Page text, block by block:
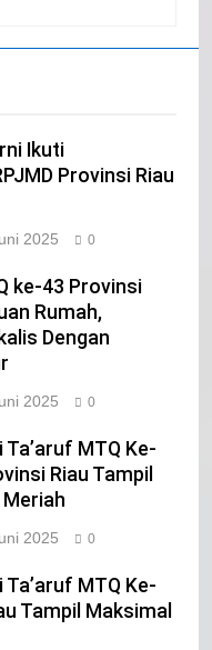
Ikuti
Provinsi Riau
2025 0
ke-43 Provinsi
Rumah,
Dengan
2025 0
MTQ Ke-
Riau Tampil
Meriah
2025 0
MTQ Ke-
Tampil Maksimal
Kabupaten Siak
CALEG DPRD
JAKARTA
HARPAL NOVTEN, SH
DPRD PROVINSI
Anggota DPRD
Mengucapkan